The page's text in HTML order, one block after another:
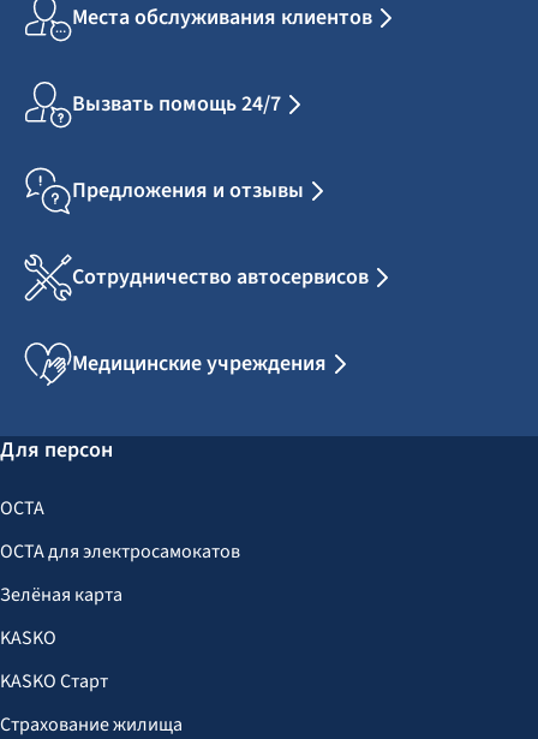
Места обслуживания клиентов
Вызвать помощь 24/7
Предложения и отзывы
Сотрудничество автосервисов
Медицинские учреждения
Для персон
OCTA
OCTA для электросамокатов
Зелёная карта
KASKO
KASKO Старт
Страхование жилища